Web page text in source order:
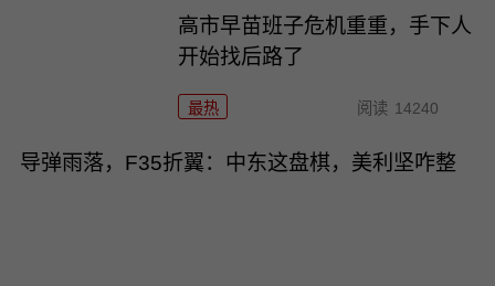
高市早苗班子危机重重，手下人
开始找后路了
最热 阅读 14240
导弹雨落，F35折翼：中东这盘棋，美利坚咋整